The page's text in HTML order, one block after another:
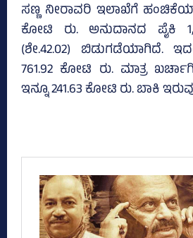
ಸಣ್ಣ ನೀರಾವರಿ ಇಲಾಖೆಗೆ
ಕೋಟಿ ರು. ಅನುದಾನದ ಪೈಕಿ
(ಶೇ.42.02) ಬಿಡುಗಡೆಯಾಗಿದೆ.
761.92 ಕೋಟಿ ರು. ಮಾತ್ರ
ಇನ್ನೂ 241.63 ಕೋಟಿ ರು. ಬಾಕಿ